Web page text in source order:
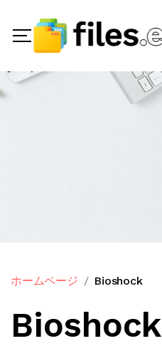
ホームページ Bioshock
Bioshock